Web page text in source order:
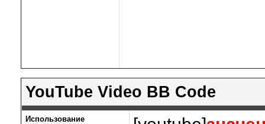
YouTube Video BB Code
Использование